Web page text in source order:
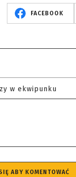
FACEBOOK
w ekwipunku
ABY KOMENTOWAĆ